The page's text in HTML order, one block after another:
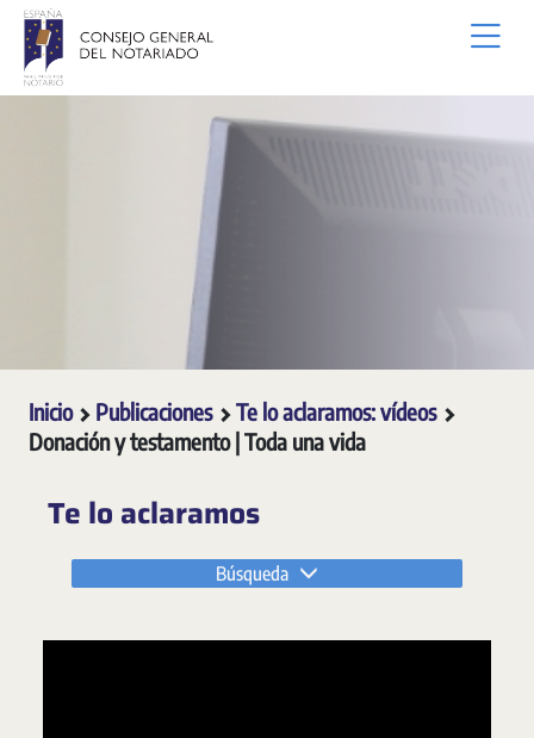
Saltar al contenido principal
Inicio Publicaciones
Te lo aclaramos: vídeos
Donación y testamento | Toda una vida
Te lo aclaramos
Búsqueda